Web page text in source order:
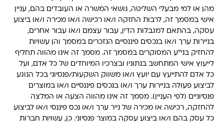
מהן או למי מבעלי השליטה, נושאי המשרה או העובדים בהם, עניין
אישי במסמך זה, לרבות החזקה ו/או רכישה ו/או מכירה ו/או ביצוע
עסקה, בהתאם למגבלות הדין, עבור עצמם ו/או עבור אחרים,
בניירות ערך ו/או בנכסים פיננסיים הנזכרים במסמך והן עשויות
להחזיק בני"ע המסוקרים במסמך זה. מסמך זה אינו מהווה תחליף
לייעוץ אישי המתחשב בנתוניו ובצרכיו המיוחדים של כל אדם, ועל
כל אדם להתייעץ עם יועץ ו/או משווק השקעות/פנסיוני בכל הנוגע
לביצוע פעולה בניירות ערך ו/או בנכסים פיננסיים ו/או במוצרים
פנסיוניים (לפי העניין). מסמך זה אינו מהווה הצעה או המלצה
להחזקה, רכישה או מכירה של נייר ערך ו/או נכס פיננסי ו/או לביצוע
כל עסק בהם ו/או ביצוע עסקה במוצר פנסיוני. כן, עשויות חברות